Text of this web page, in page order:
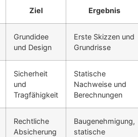
Ziel Ergebnis
Grundidee
und Design
Erste Skizzen und
Grundrisse
Sicherheit
und
Tragfähigkeit
Statische
Nachweise und
Berechnungen
Rechtliche
Absicherung
Baugenehmigung,
statische